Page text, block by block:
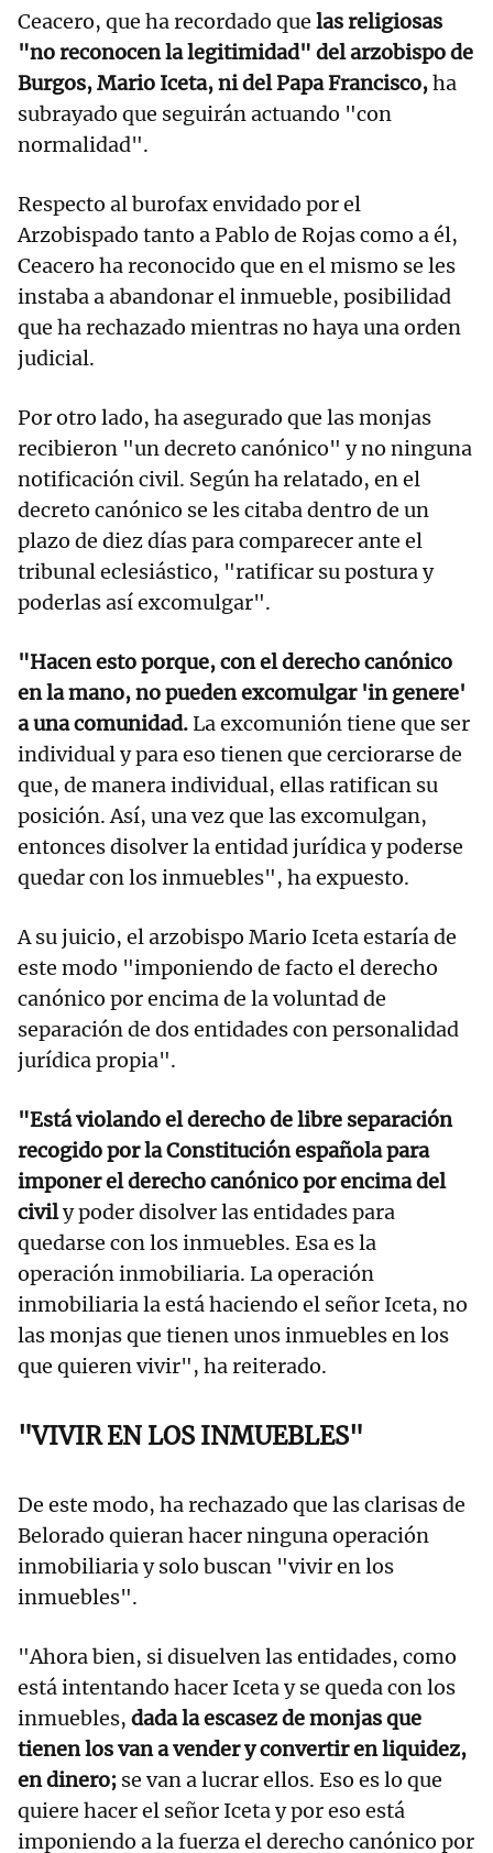
Ceacero, que ha recordado que las religiosas
"no reconocen la legitimidad" del arzobispo de
Burgos, Mario Iceta, ni del Papa Francisco,ha
subrayado que seguirán actuando "con
normalidad".
Respecto al burofax envidado por el
Arzobispado tanto a Pablo de Rojas como a él,
Ceacero ha reconocido que en el mismo se les
instaba a abandonar el inmueble, posibilidad
que ha rechazado mientras no haya una orden
judicial.
Por otro lado, ha asegurado que las monjas
recibieron "un decreto canónico" y no ninguna
notificación civil. Según ha relatado, en el
decreto canónico se les citaba dentro de un
plazo de diez días para comparecer ante el
tribunal eclesiástico, "ratificar su postura y
poderlas así excomulgar".
"Hacen esto porque, con el derecho canónico
en la mano, no pueden excomulgar 'in genere'
a una comunidad.La excomunión tiene que ser
individual y para eso tienen que cerciorarse de
que, de manera individual, ellas ratifican su
posición. Así, una vez que las excomulgan,
entonces disolver la entidad jurídica y poderse
quedar con los inmuebles", ha expuesto.
A su juicio, el arzobispo Mario Iceta estaría de
este modo "imponiendo de facto el derecho
canónico por encima de la voluntad de
separación de dos entidades con personalidad
jurídica propia".
"Está violando el derecho de libre separación
recogido por la Constitución española para
imponer el derecho canónico por encima del
civily poder disolver las entidades para
quedarse con los inmuebles. Esa es la
operación inmobiliaria. La operación
inmobiliaria la está haciendo el señor Iceta, no
las monjas que tienen unos inmuebles en los
que quieren vivir", ha reiterado.
"VIVIR EN LOS INMUEBLES"
De este modo, ha rechazado que las clarisas de
Belorado quieran hacer ninguna operación
inmobiliaria y solo buscan "vivir en los
inmuebles".
"Ahora bien, si disuelven las entidades, como
está intentando hacer Iceta y se queda con los
inmuebles, dada la escasez de monjas que
tienen los van a vender y convertir en liquidez,
en dinero; se van a lucrar ellos. Eso es lo que
quiere hacer el señor Iceta y por eso está
imponiendo a la fuerza el derecho canónico por